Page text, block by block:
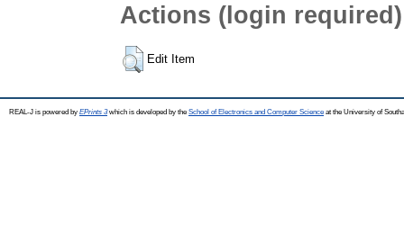
Actions (login required)
Edit Item
REAL-J is powered by EPrints 3which is developed by the School of Electronics and Computer Science at the University of